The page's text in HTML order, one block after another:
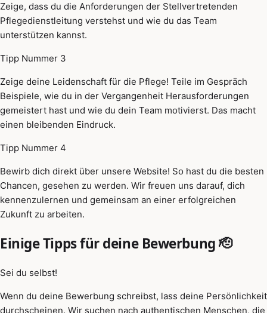
Zeige, dass du die Anforderungen der Stellvertretenden
Pflegedienstleitung verstehst und wie du das Team
unterstützen kannst.
Tipp Nummer 3
Zeige deine Leidenschaft für die Pflege! Teile im Gespräch
Beispiele, wie du in der Vergangenheit Herausforderungen
gemeistert hast und wie du dein Team motivierst. Das macht
einen bleibenden Eindruck.
Tipp Nummer 4
Bewirb dich direkt über unsere Website! So hast du die besten
Chancen, gesehen zu werden. Wir freuen uns darauf, dich
kennenzulernen und gemeinsam an einer erfolgreichen
Zukunft zu arbeiten.
Einige Tipps für deine Bewerbung 🫡
Sei du selbst!
Wenn du deine Bewerbung schreibst, lass deine Persönlichkeit
durchscheinen. Wir suchen nach authentischen Menschen, die